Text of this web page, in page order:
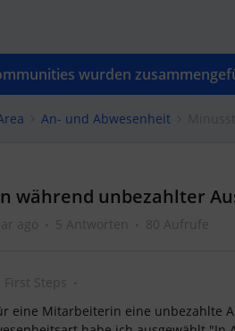
wurden
An- und Abwesenheit
während unbezahlter
ago 5 Antworten 80 Aufrufe
First Steps
eine Mitarbeiterin eine unbezahlte